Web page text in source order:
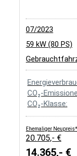
07/2023
59 kW (80 PS)
CO₂-
CO₂-Klasse:
Ehemaliger Neupreis*
20.705,- €
14.365,- €